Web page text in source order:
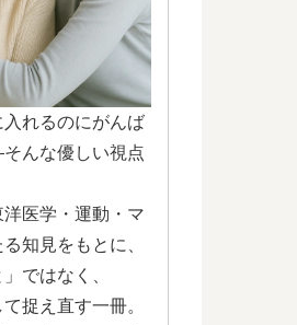
れるのにがんば
んな優しい視点
医学・運動・マ
知見をもとに、
ではなく、
捉え直す一冊。